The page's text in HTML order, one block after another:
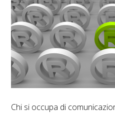
Chi si occupa di